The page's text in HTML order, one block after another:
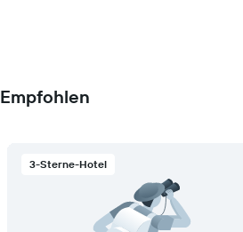
Empfohlen
3-Sterne-Hotel